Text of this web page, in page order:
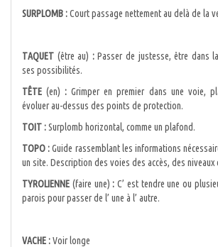
SURPLOMB :Court passage nettement au delà de la
TAQUET (être au) :Passer de justesse, être dans
ses possibilités.
TÊTE (en) : Grimper en premier dans une voie,
évoluer au-dessus des points de protection.
TOIT :Surplomb horizontal, comme un plafond.
TOPO :Guide rassemblant les informations
un site. Description des voies des accès, des
TYROLIENNE (faire une): C’ est tendre une ou
parois pour passer de l’ une à l’ autre.
VACHE :Voir longe